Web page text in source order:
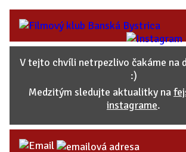
V tejto chvíli netrpezlivo čakáme na
:)
Medzitým sledujte aktualitky na
instagrame.